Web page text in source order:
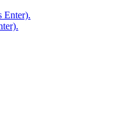
Enter).